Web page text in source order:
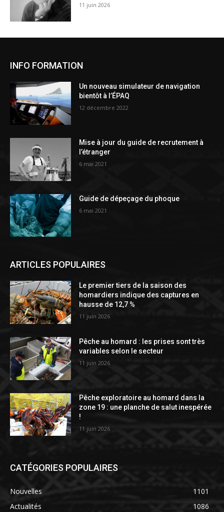
11 juin 2026
INFO FORMATION
Un nouveau simulateur de navigation
bientôt à l’ÉPAQ
12 décembre 2022
Mise à jour du guide de recrutement à
l’étranger
6 mai 2021
Guide de dépeçage du phoque
6 mai 2021
ARTICLES POPULAIRES
Le premier tiers de la saison des
homardiers indique des captures en
hausse de 12,7 %
11 juin 2026
Pêche au homard : les prises sont très
variables selon le secteur
11 juin 2026
Pêche exploratoire au homard dans la
zone 19 : une planche de salut inespérée
!
11 juin 2026
CATÉGORIES POPULAIRES
Nouvelles
1101
Actualités
1086